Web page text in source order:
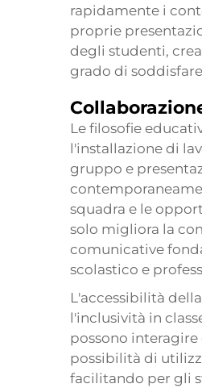
rapidamente i
proprie
degli studenti,
grado di
Le filosofie
l'installazione di
gruppo e
squadra e le
solo migliora la
comunicative
scolastico e
L'accessibilità
l'inclusività in
possono
possibilità di
facilitando per gli